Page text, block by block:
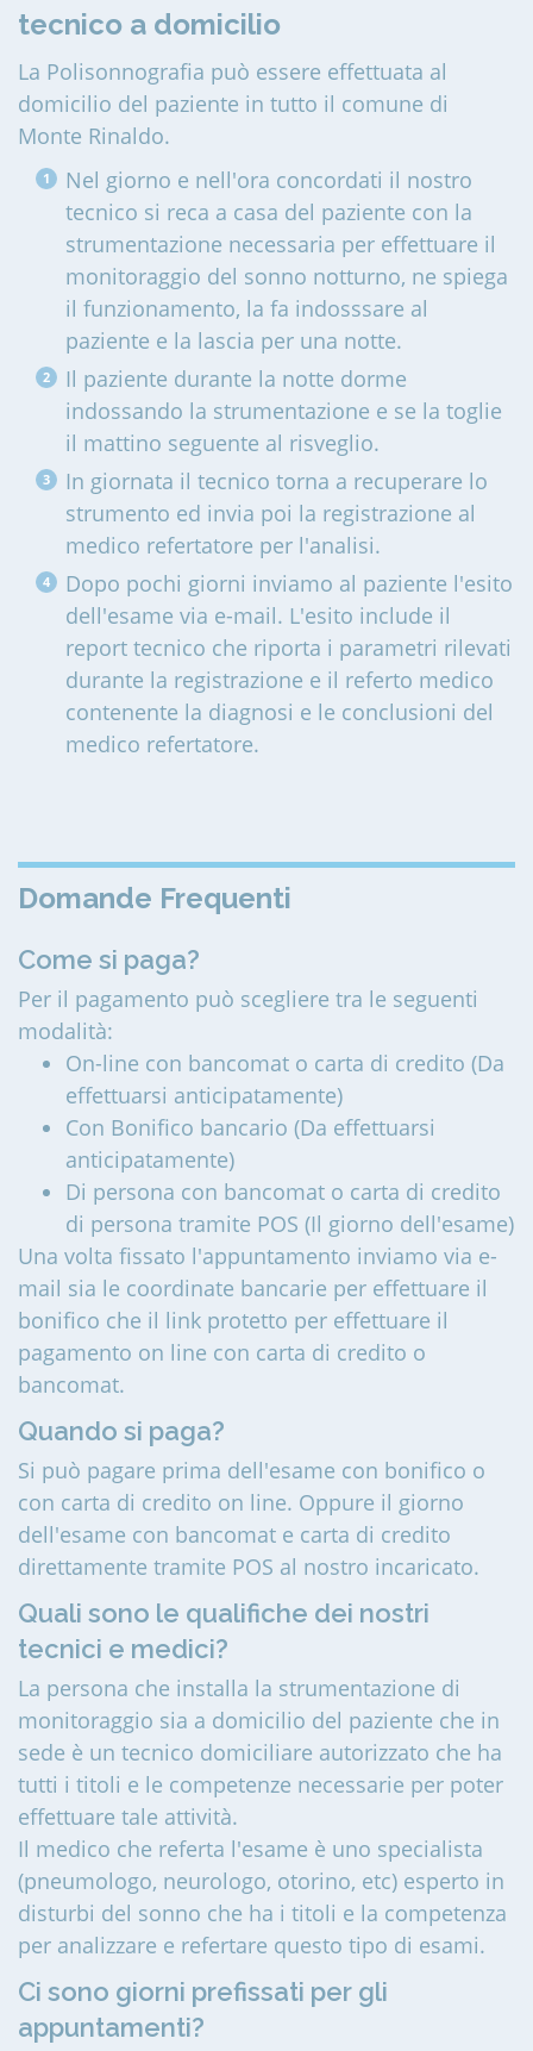
tecnico a domicilio
La Polisonnografia può essere effettuata al
domicilio del paziente in tutto il comune di
Monte Rinaldo.
Nel giorno e nell'ora concordati il nostro
tecnico si reca a casa del paziente con la
strumentazione necessaria per effettuare il
monitoraggio del sonno notturno, ne spiega
il funzionamento, la fa indosssare al
paziente e la lascia per una notte.
Il paziente durante la notte dorme
indossando la strumentazione e se la toglie
il mattino seguente al risveglio.
In giornata il tecnico torna a recuperare lo
strumento ed invia poi la registrazione al
medico refertatore per l'analisi.
Dopo pochi giorni inviamo al paziente l'esito
dell'esame via e-mail. L'esito include il
report tecnico che riporta i parametri rilevati
durante la registrazione e il referto medico
contenente la diagnosi e le conclusioni del
medico refertatore.
Domande Frequenti
Come si paga?
Per il pagamento può scegliere tra le seguenti
modalità:
On-line con bancomat o carta di credito (Da
effettuarsi anticipatamente)
Con Bonifico bancario (Da effettuarsi
anticipatamente)
Di persona con bancomat o carta di credito
di persona tramite POS (Il giorno dell'esame)
Una volta fissato l'appuntamento inviamo via e-
mail sia le coordinate bancarie per effettuare il
bonifico che il link protetto per effettuare il
pagamento on line con carta di credito o
bancomat.
Quando si paga?
Si può pagare prima dell'esame con bonifico o
con carta di credito on line. Oppure il giorno
dell'esame con bancomat e carta di credito
direttamente tramite POS al nostro incaricato.
Quali sono le qualifiche dei nostri
tecnici e medici?
La persona che installa la strumentazione di
monitoraggio sia a domicilio del paziente che in
sede è un tecnico domiciliare autorizzato che ha
tutti i titoli e le competenze necessarie per poter
effettuare tale attività.
Il medico che referta l'esame è uno specialista
(pneumologo, neurologo, otorino, etc) esperto in
disturbi del sonno che ha i titoli e la competenza
per analizzare e refertare questo tipo di esami.
Ci sono giorni prefissati per gli
appuntamenti?